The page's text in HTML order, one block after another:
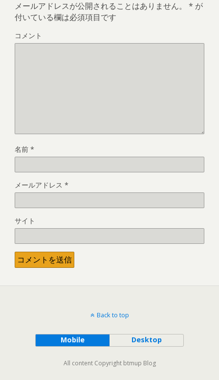
メールアドレスが公開されることはありません。 * が
付いている欄は必須項目です
コメント
名前 *
メールアドレス *
サイト
Back to top
Mobile Desktop
All content Copyright btmup Blog